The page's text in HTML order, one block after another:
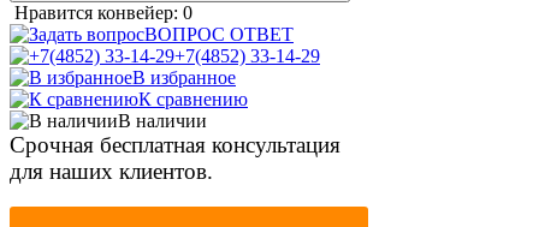
Нравится конвейер: 0
ВОПРОС ОТВЕТ
+7(4852) 33-14-29
В избранное
К сравнению
В наличии
Срочная бесплатная консультация
для наших клиентов.